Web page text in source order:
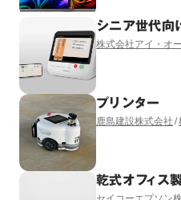
シニア世代向
株式会社アイ・オ
プリンター
鹿島建設株式会社
乾式オフィス